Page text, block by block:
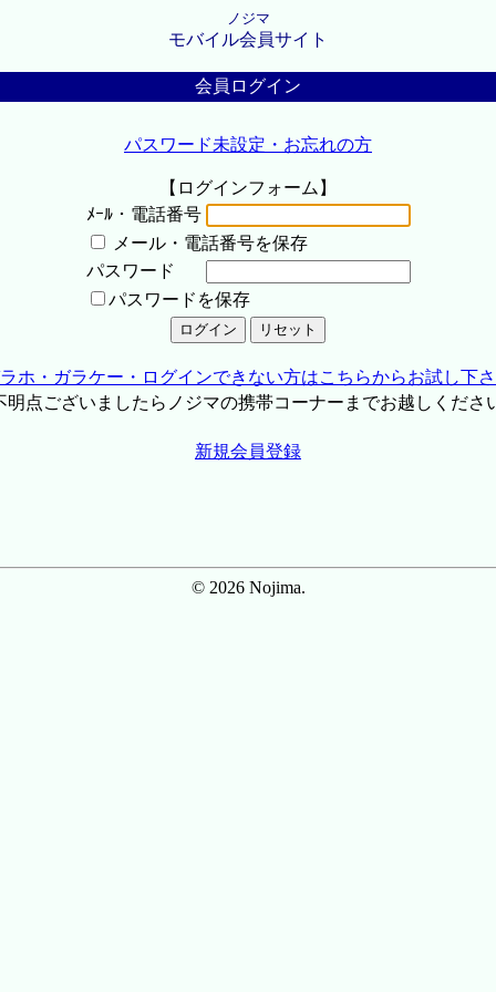
ノジマ
モバイル会員サイト
会員ログイン
パスワード未設定・お忘れの方
【ログインフォーム】
ﾒｰﾙ・電話番号
メール・電話番号を保存
パスワード
パスワードを保存
ホ・ガラケー・ログインできない方はこちらからお試し下
点ございましたらノジマの携帯コーナーまでお越しくださ
新規会員登録
© 2026 Nojima.